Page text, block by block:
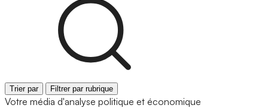
Trier par Filtrer par rubrique
Votre média d'analyse politique et économique